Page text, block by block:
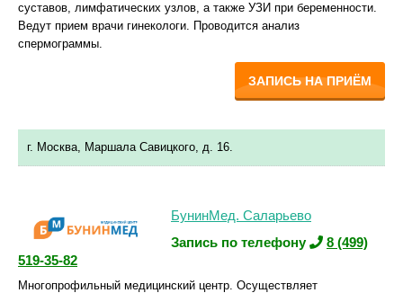
суставов, лимфатических узлов, а также УЗИ при беременности.
Ведут прием врачи гинекологи. Проводится анализ
спермограммы.
ЗАПИСЬ НА ПРИЁМ
г. Москва, Маршала Савицкого, д. 16.
БунинМед. Саларьево
Запись по телефону
8 (499)
519-35-82
Многопрофильный медицинский центр. Осуществляет